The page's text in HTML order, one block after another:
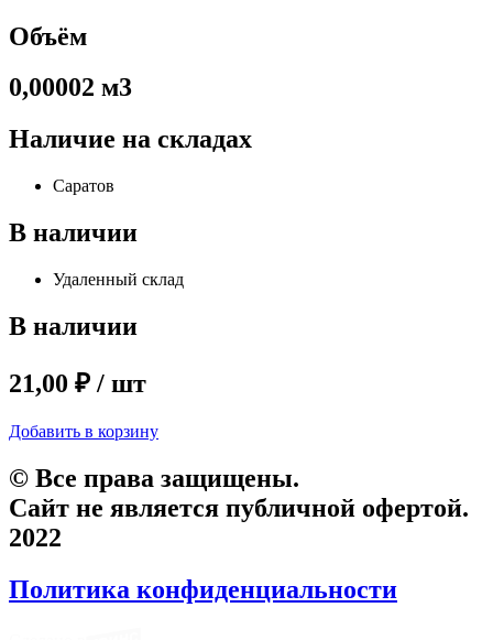
Объём
0,00002 м3
Наличие на складах
Саратов
В наличии
Удаленный склад
В наличии
21,00 ₽ / шт
Добавить в корзину
© Все права защищены.
Сайт не является публичной офертой.
2022
Политика конфиденциальности